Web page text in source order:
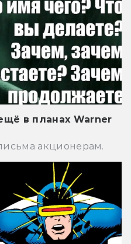
в планах Warner
акционерам.